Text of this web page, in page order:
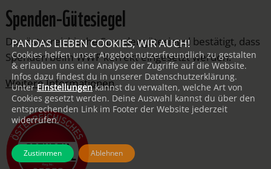
Spenden-Gütesiegel
Das österreichische Spendengütesiegel bestätigt, dass
Spenden beim WWF korrekt eingesetzt werden.
Weitere Informationen
PANDAS LIEBEN COOKIES, WIR AUCH!
Cookies helfen unser Angebot nutzerfreundlich zu gestalten
& erlauben uns eine Analyse der Zugriffe auf die Website.
Infos dazu findest du in unserer Datenschutzerklärung.
UnterEinstellungen kannst du verwalten, welche Art von
Cookies gesetzt werden. Deine Auswahl kannst du über den
entsprechenden Link im Footer der Website jederzeit
widerrufen.
Zustimmen Ablehnen